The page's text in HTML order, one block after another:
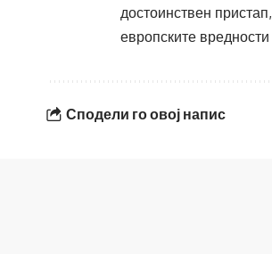
достоинствен
европските
Сподели го овој напис